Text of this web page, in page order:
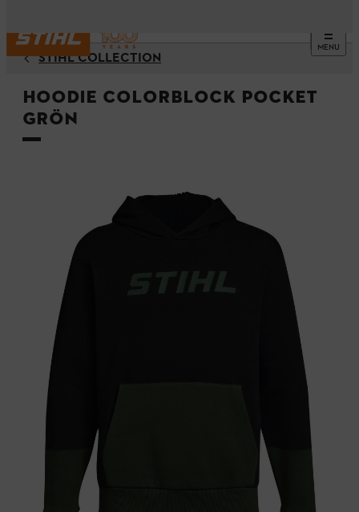
MENU
STIHL COLLECTION
Hoodie COLORBLOCK POCKET
grön